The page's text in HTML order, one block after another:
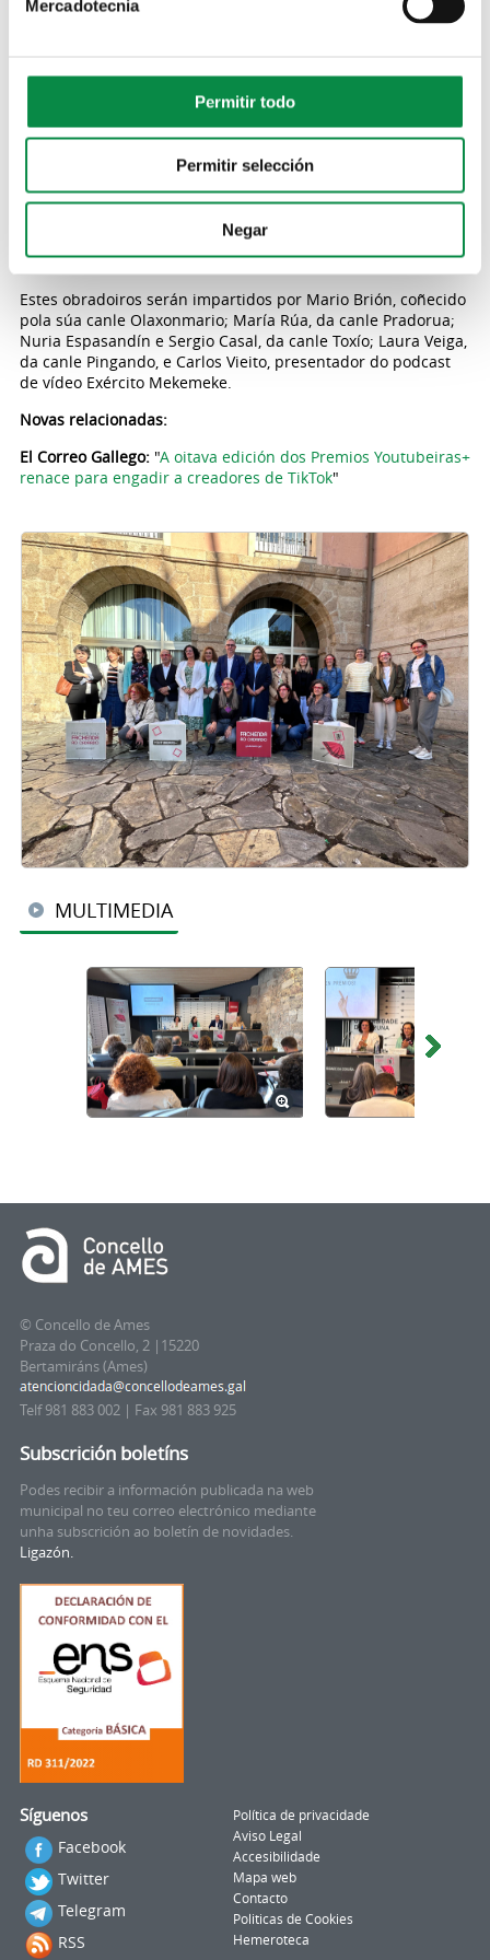
Mercadotecnia
Permitir todo
Permitir selección
Negar
presidente de honra da Mesa pola Normalización
Normalización Lingüística do Concello de Ourense, e Sara
Varela, guionista, realizadora e produtora audiovisual.
Así mesmo, un ano máis celebraranse actividades formativas
tanto en centros de ensino medio dos concellos
organizadores como dos campus universitarios galegos.
Baixo o título “Fiadeiros dixitais”, búscase dar a coñecer o
que se se está a facer na Rede no noso idioma, amosar
referentes, incentivar a creación de vídeos en galego e
fomentar o seu consumo nas novas xeracións.
Estes obradoiros serán impartidos por Mario Brión, coñecido
pola súa canle Olaxonmario; María Rúa, da canle Pradorua;
Nuria Espasandín e Sergio Casal, da canle Toxío; Laura Veiga,
da canle Pingando, e Carlos Vieito, presentador do podcast
de vídeo Exército Mekemeke.
Novas relacionadas:
El Correo Gallego: "A oitava edición dos Premios Youtubeiras+
renace para engadir a creadores de TikTok"
MULTIMEDIA
© Concello de Ames
Praza do Concello, 2 |15220
Bertamiráns (Ames)
Telf 981 883 002 | Fax 981 883 925
Subscrición boletíns
Podes recibir a información publicada na web
municipal no teu correo electrónico mediante
unha subscrición ao boletín de novidades.
Ligazón.
Síguenos
Facebook
Twitter
Telegram
RSS
Política de privacidade
Aviso Legal
Accesibilidade
Mapa web
Contacto
Politicas de Cookies
Hemeroteca